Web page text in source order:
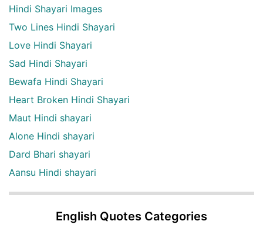
Hindi Shayari Images
Two Lines Hindi Shayari
Love Hindi Shayari
Sad Hindi Shayari
Bewafa Hindi Shayari
Heart Broken Hindi Shayari
Maut Hindi shayari
Alone Hindi shayari
Dard Bhari shayari
Aansu Hindi shayari
English Quotes Categories